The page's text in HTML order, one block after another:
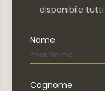
disponibile
Nome
Cognome